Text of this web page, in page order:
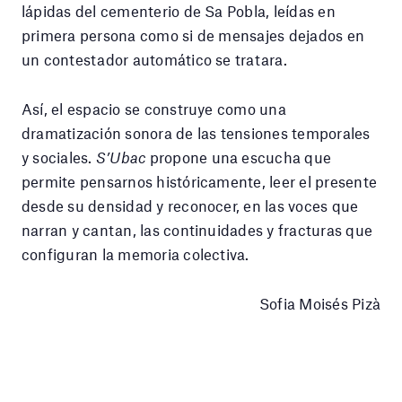
lápidas del cementerio de Sa Pobla, leídas en
primera persona como si de mensajes dejados en
un contestador automático se tratara.
Así, el espacio se construye como una
dramatización sonora de las tensiones temporales
y sociales. S’Ubac propone una escucha que
permite pensarnos históricamente, leer el presente
desde su densidad y reconocer, en las voces que
narran y cantan, las continuidades y fracturas que
configuran la memoria colectiva.
Sofia Moisés Pizà